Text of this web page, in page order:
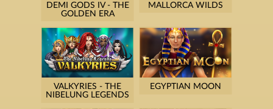
DEMI GODS IV - THE
GOLDEN ERA
MALLORCA WILDS
VALKYRIES - THE
NIBELUNG LEGENDS
EGYPTIAN MOON